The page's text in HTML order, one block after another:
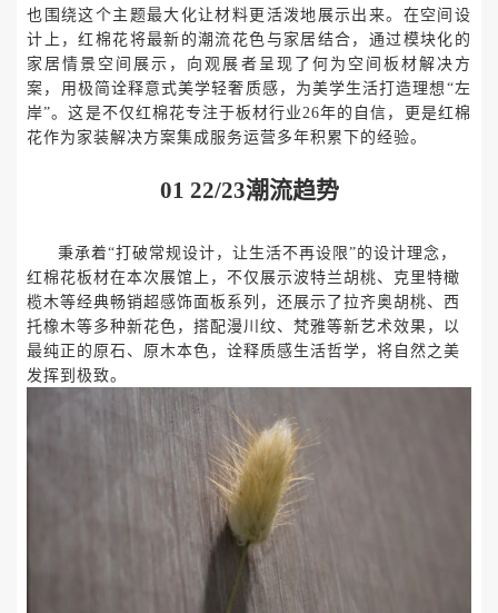
也围绕这个主题最大化让材料更活泼地展示出来。在空间设
计上，红棉花将最新的潮流花色与家居结合，通过模块化的
家居情景空间展示，向观展者呈现了何为空间板材解决方
案，用极简诠释意式美学轻奢质感，为美学生活打造理想“左
岸”。这是不仅红棉花专注于板材行业26年的自信，更是红棉
花作为家装解决方案集成服务运营多年积累下的经验。
01 22/23潮流趋势
秉承着“打破常规设计，让生活不再设限”的设计理念，
红棉花板材在本次展馆上，不仅展示波特兰胡桃、克里特橄
榄木等经典畅销超感饰面板系列，还展示了拉齐奥胡桃、西
托橡木等多种新花色，搭配漫川纹、梵雅等新艺术效果， 以
最纯正的原石、原木本色，诠释质感生活哲学，将自然之美
发挥到极致。